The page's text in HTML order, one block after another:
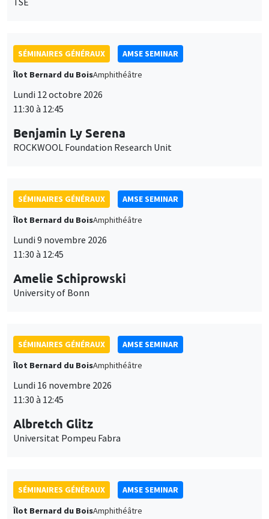
SÉMINAIRES GÉNÉRAUX
AMSE SEMINAR
Îlot Bernard du BoisAmphithéâtre
Lundi 12 octobre 2026
11:30 à 12:45
Benjamin Ly Serena
ROCKWOOL Foundation Research Unit
SÉMINAIRES GÉNÉRAUX
AMSE SEMINAR
Îlot Bernard du BoisAmphithéâtre
Lundi 9 novembre 2026
11:30 à 12:45
Amelie Schiprowski
University of Bonn
SÉMINAIRES GÉNÉRAUX
AMSE SEMINAR
Îlot Bernard du BoisAmphithéâtre
Lundi 16 novembre 2026
11:30 à 12:45
Albretch Glitz
Universitat Pompeu Fabra
SÉMINAIRES GÉNÉRAUX
AMSE SEMINAR
Îlot Bernard du BoisAmphithéâtre